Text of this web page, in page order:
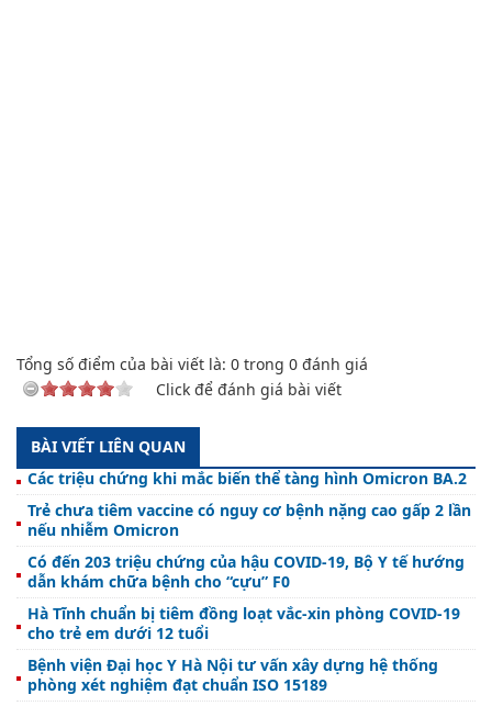
Tổng số điểm của bài viết là: 0 trong 0 đánh giá
Click để đánh giá bài viết
BÀI VIẾT LIÊN QUAN
Các triệu chứng khi mắc biến thể tàng hình Omicron BA.2
Trẻ chưa tiêm vaccine có nguy cơ bệnh nặng cao gấp 2 lần
nếu nhiễm Omicron
Có đến 203 triệu chứng của hậu COVID-19, Bộ Y tế hướng
dẫn khám chữa bệnh cho “cựu” F0
Hà Tĩnh chuẩn bị tiêm đồng loạt vắc-xin phòng COVID-19
cho trẻ em dưới 12 tuổi
Bệnh viện Đại học Y Hà Nội tư vấn xây dựng hệ thống
phòng xét nghiệm đạt chuẩn ISO 15189